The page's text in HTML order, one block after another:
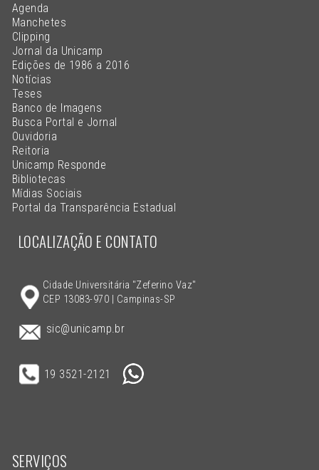
Agenda
Manchetes
Clipping
Jornal da Unicamp
Edições de 1986 a 2016
Notícias
Teses
Banco de Imagens
Busca Portal e Jornal
Ouvidoria
Reitoria
Unicamp Responde
Bibliotecas
Mídias Sociais
Portal da Transparência Estadual
LOCALIZAÇÃO E CONTATO
Cidade Universitária "Zeferino Vaz"
CEP 13083-970 | Campinas-SP
sic@unicamp.br
19 3521-2121
SERVIÇOS